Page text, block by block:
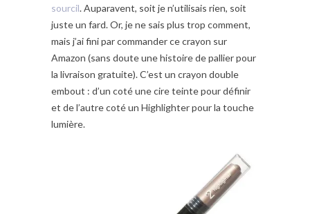
sourcil. Auparavent, soit je n’utilisais rien, soit
juste un fard. Or, je ne sais plus trop comment,
mais j’ai fini par commander ce crayon sur
Amazon (sans doute une histoire de pallier pour
la livraison gratuite). C’est un crayon double
embout : d’un coté une cire teinte pour définir
et de l’autre coté un Highlighter pour la touche
lumière.